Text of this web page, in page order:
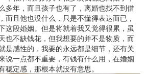
多年，而且孩子也有了，离婚也找不到借
而且他也没什么，只是不懂得表达而已，
这段婚姻。但是将就着我又觉得很累，虽
也不缺钱花，但我想要的并不是物质，而
是感性的，我要的永远都是细节，还有关
说一点都不重要，有钱有什么用，在婚姻
稳定感，那根本就没有意思。